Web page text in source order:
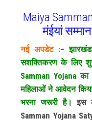
Maiya
मंईयां
नई अपडेट :–
सशक्तिकरण के लिए
Samman Yojana
महिलाओं ने आवेदन
भरना जरूरी है। इस
Samman Yojana